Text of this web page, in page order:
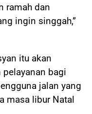
ramah dan
ingin singgah,”
itu akan
bagi
jalan yang
masa libur Natal